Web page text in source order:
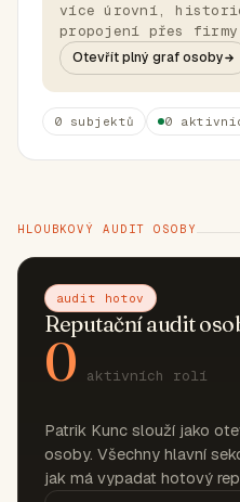
více úrovní,
propojení přes
Otevřít plný graf osoby
0 subjektů 0
HLOUBKOVÝ AUDIT OSOBY
audit hotov
Reputační audit
0 aktivních rolí
Patrik Kunc slouží jako
osoby. Všechny hlavní
jak má vypadat hotový